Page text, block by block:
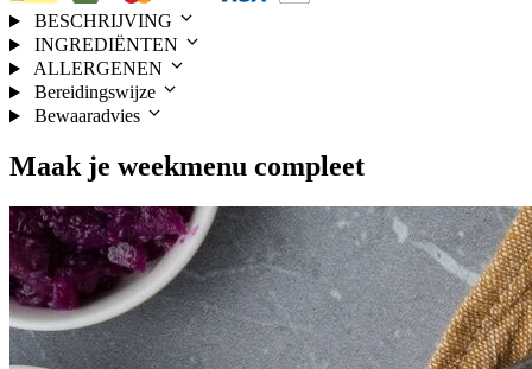
BESCHRIJVING
INGREDIËNTEN
ALLERGENEN
Bereidingswijze
Bewaaradvies
Maak je weekmenu compleet